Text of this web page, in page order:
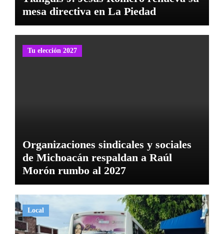
mesa directiva en La Piedad
Tu elección 2027
Organizaciones sindicales y sociales
de Michoacán respaldan a Raúl
Morón rumbo al 2027
Local